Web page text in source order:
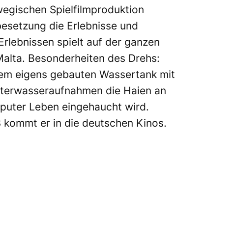
Spielfilmproduktion
die Erlebnisse und
spielt auf der ganzen
Besonderheiten des Drehs:
eigens gebauten Wassertank mit
die Haien an
Leben eingehaucht wird.
er in die deutschen Kinos.